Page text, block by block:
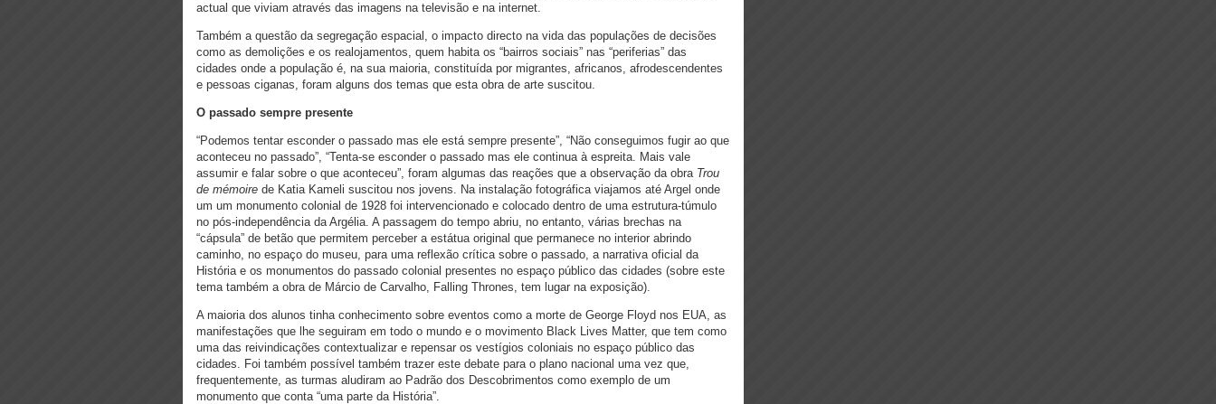
actual que viviam através das imagens na televisão e na internet.
Também a questão da segregação espacial, o impacto directo na vida das populações de decisões
como as demolições e os realojamentos, quem habita os “bairros sociais” nas “periferias” das
cidades onde a população é, na sua maioria, constituída por migrantes, africanos, afrodescendentes
e pessoas ciganas, foram alguns dos temas que esta obra de arte suscitou.
O passado sempre presente
“Podemos tentar esconder o passado mas ele está sempre presente”, “Não conseguimos fugir ao que
aconteceu no passado”, “Tenta-se esconder o passado mas ele continua à espreita. Mais vale
assumir e falar sobre o que aconteceu”, foram algumas das reações que a observação da obra Trou
de mémoire de Katia Kameli suscitou nos jovens. Na instalação fotográfica viajamos até Argel onde
um um monumento colonial de 1928 foi intervencionado e colocado dentro de uma estrutura-túmulo
no pós-independência da Argélia. A passagem do tempo abriu, no entanto, várias brechas na
“cápsula” de betão que permitem perceber a estátua original que permanece no interior abrindo
caminho, no espaço do museu, para uma reflexão crítica sobre o passado, a narrativa oficial da
História e os monumentos do passado colonial presentes no espaço público das cidades (sobre este
tema também a obra de Márcio de Carvalho, Falling Thrones, tem lugar na exposição).
A maioria dos alunos tinha conhecimento sobre eventos como a morte de George Floyd nos EUA, as
manifestações que lhe seguiram em todo o mundo e o movimento Black Lives Matter, que tem como
uma das reivindicações contextualizar e repensar os vestígios coloniais no espaço público das
cidades. Foi também possível também trazer este debate para o plano nacional uma vez que,
frequentemente, as turmas aludiram ao Padrão dos Descobrimentos como exemplo de um
monumento que conta “uma parte da História”.